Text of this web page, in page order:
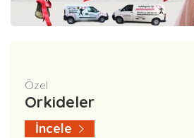
Özel
Orkideler
İncele